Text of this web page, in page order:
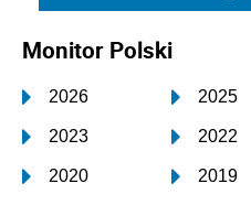
Monitor Polski
2026 2025
2023 2022
2020 2019